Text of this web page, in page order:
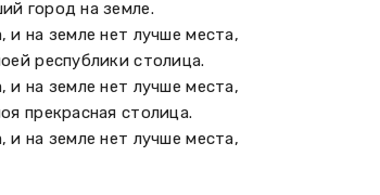
город на земле.
и на земле нет лучше места,
республики столица.
и на земле нет лучше места,
прекрасная столица.
и на земле нет лучше места,